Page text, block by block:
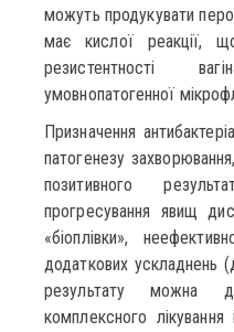
можуть продукувати
має кислої реакції,
резистентності
умовнопатогенної
Призначення
патогенезу
позитивного
прогресування явищ
«біоплівки»,
додаткових ускладнень
результату можна
комплексного